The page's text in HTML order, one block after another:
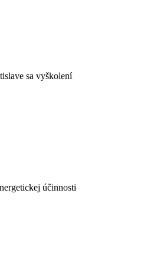
sa vyškolení
účinnosti